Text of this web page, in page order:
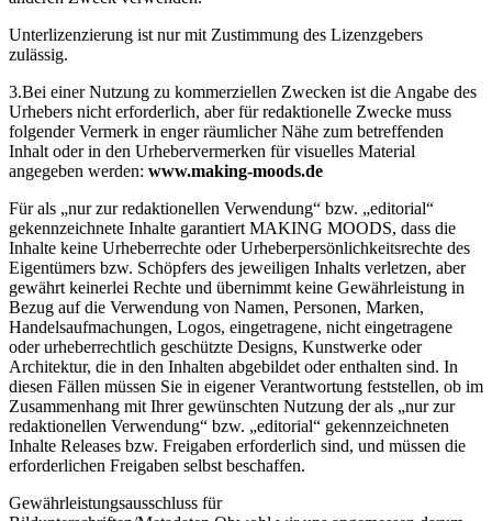
Unterlizenzierung ist nur mit Zustimmung des Lizenzgebers
zulässig.
3.Bei einer Nutzung zu kommerziellen Zwecken ist die Angabe des
Urhebers nicht erforderlich, aber für redaktionelle Zwecke muss
folgender Vermerk in enger räumlicher Nähe zum betreffenden
Inhalt oder in den Urhebervermerken für visuelles Material
angegeben werden: www.making-moods.de
Für als „nur zur redaktionellen Verwendung“ bzw. „editorial“
gekennzeichnete Inhalte garantiert MAKING MOODS, dass die
Inhalte keine Urheberrechte oder Urheberpersönlichkeitsrechte des
Eigentümers bzw. Schöpfers des jeweiligen Inhalts verletzen, aber
gewährt keinerlei Rechte und übernimmt keine Gewährleistung in
Bezug auf die Verwendung von Namen, Personen, Marken,
Handelsaufmachungen, Logos, eingetragene, nicht eingetragene
oder urheberrechtlich geschützte Designs, Kunstwerke oder
Architektur, die in den Inhalten abgebildet oder enthalten sind. In
diesen Fällen müssen Sie in eigener Verantwortung feststellen, ob im
Zusammenhang mit Ihrer gewünschten Nutzung der als „nur zur
redaktionellen Verwendung“ bzw. „editorial“ gekennzeichneten
Inhalte Releases bzw. Freigaben erforderlich sind, und müssen die
erforderlichen Freigaben selbst beschaffen.
Gewährleistungsausschluss für